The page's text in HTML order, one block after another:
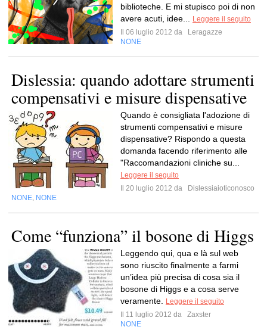
biblioteche. E mi stupisco poi di non
avere acuti, idee...
Leggere il seguito
Il 06 luglio 2012 da
Leragazze
NONE
Dislessia: quando adottare strumenti
compensativi e misure dispensative
Quando è consigliata l'adozione di
strumenti compensativi e misure
dispensative? Rispondo a questa
domanda facendo riferimento alle
"Raccomandazioni cliniche su...
Leggere il seguito
Il 20 luglio 2012 da
Dislessiaioticonosco
NONE NONE
Come “funziona” il bosone di Higgs
Leggendo qui, qua e là sul web
sono riuscito finalmente a farmi
un’idea più precisa di cosa sia il
bosone di Higgs e a cosa serve
veramente.
Leggere il seguito
Il 11 luglio 2012 da
Zaxster
NONE